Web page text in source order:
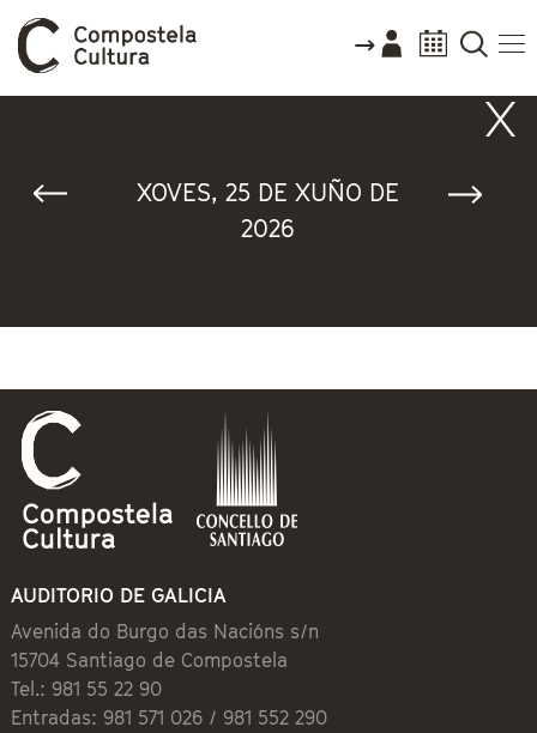
XOVES, 25 DE XUÑO DE
2026
AUDITORIO DE GALICIA
Avenida do Burgo das Nacións s/n
15704 Santiago de Compostela
Tel.: 981 55 22 90
Entradas: 981 571 026 / 981 552 290